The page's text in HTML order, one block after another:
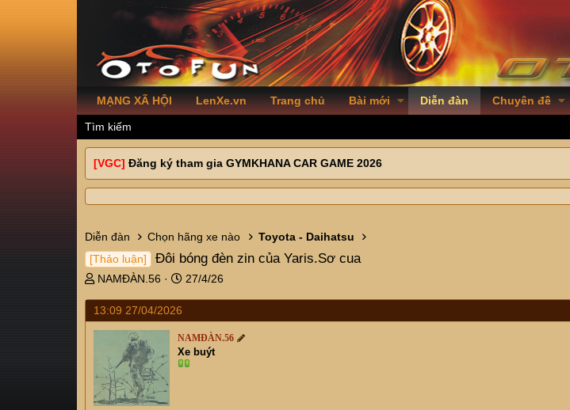
MẠNG XÃ HỘI LenXe.vn Trang chủ Bài mới Diễn đàn Chuyên đề
Tìm kiếm
[VGC] Đăng ký tham gia GYMKHANA CAR GAME 2026
Diễn đàn Chọn hãng xe nào Toyota - Daihatsu
[Thảo luận] Đôi bóng đèn zin của Yaris.Sơ cua
T
r
e
a
NAMĐÀN.56
N
y
g
ử
i
27/4/26
13:09 27/04/2026
NAMĐÀN.56
Xe buýt